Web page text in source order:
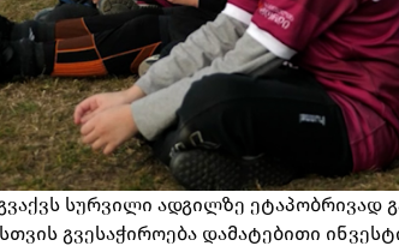
სურვილი ადგილზე ეტაპობრივად
გვესაჭიროება დამატებითი